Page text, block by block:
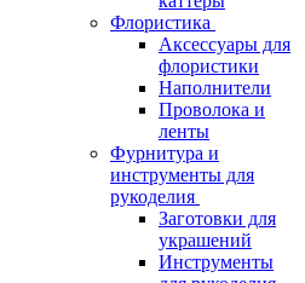
Флористика
Аксессуары для
флористики
Наполнители
Проволока и
ленты
Фурнитура и
инструменты для
рукоделия
Заготовки для
украшений
Инструменты